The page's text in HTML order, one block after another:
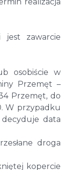
jest zawarcie
osobiście w
Przemęt –
Przemęt, do
W przypadku
data
droga
kopercie